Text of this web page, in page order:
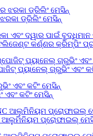
ଡ୍ରିଲିଂ ମେସିନ୍
କର୍ଣ୍ଣର କ୍ରିମ୍ପିଂ
ପ୍ୟାନେଲ୍ ଗ୍ରୁଭିଂ ଏବଂ
କଟିଂ ମେସିନ୍
ଆଲୁମିନିୟମ ପ୍ରୋଫାଇଲ୍